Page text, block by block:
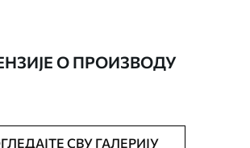
Тапета се може нежно очистити меким
О ПРОИЗВОДУ
СВУ ГАЛЕРИЈУ